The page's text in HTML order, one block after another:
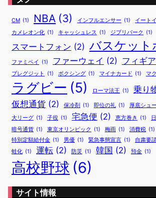
CM (1) NBA (3) インフルエンサー (1) イート
カメレオン化 (1) キャッシュレス (1) ジブリパーク (1)
スマートフォン (2) バスケット
ファミペイ (1) ファーウェイ (2) フィギ
ブレグジット (1) ボクシング (1) マイナカード (1) マ
ラグビー (5) ローマ法王 (1) 乗り
仮想通貨 (2) 保冷剤 (1) 即位の礼 (1) 厚底シュ
大リーグ (1) 子役 (1) 宅急便 (2) 恵方巻き (1)
暗号通貨 (1) 東京オリンピック (1) 梅雨 (1) 消費税 (1)
特別定額給付金 (1) 男優 (1) 緊急事態宣言 (1) 自粛要
蛙化 (1) 運転 (2) 防災 (1) 韓国 (2) 預金 (1)
高校野球 (6)
サイト情報